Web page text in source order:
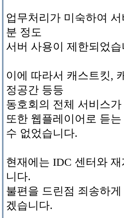
업무처리가 미숙하여
분 정도
서버 사용이 제한되었
이에 따라서 캐스트킷,
정공간 등등
동호회의 전체 서비스
또한 웹플레이어로 듣
수 없었습니다.
현재에는 IDC 센터와
니다.
불편을 드린점 죄송하
겠습니다.